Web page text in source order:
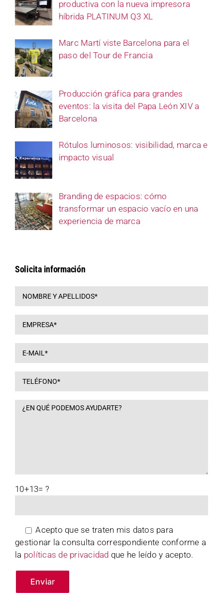
productiva con la nueva impresora
híbrida PLATINUM Q3 XL
Marc Martí viste Barcelona para el
paso del Tour de Francia
Producción gráfica para grandes
eventos: la visita del Papa León XIV a
Barcelona
Rótulos luminosos: visibilidad, marca e
impacto visual
Branding de espacios: cómo
transformar un espacio vacío en una
experiencia de marca
Solicita información
10+13= ?
Acepto que se traten mis datos para
gestionar la consulta correspondiente conforme a
la políticas de privacidad que he leído y acepto.